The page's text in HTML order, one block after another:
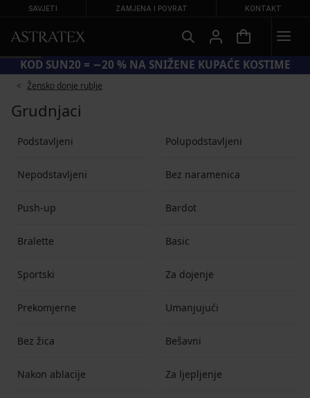
SAVJETI ZAMJENA I POVRAT KONTAKT
KOD SUN20 = −20 % NA SNIŽENE KUPAĆE KOSTIME
Žensko donje rublje
Grudnjaci
Podstavljeni Polupodstavljeni
Nepodstavljeni Bez naramenica
Push-up Bardot
Bralette Basic
Sportski Za dojenje
Prekomjerne Umanjujući
Bez žica Bešavni
Nakon ablacije Za ljepljenje